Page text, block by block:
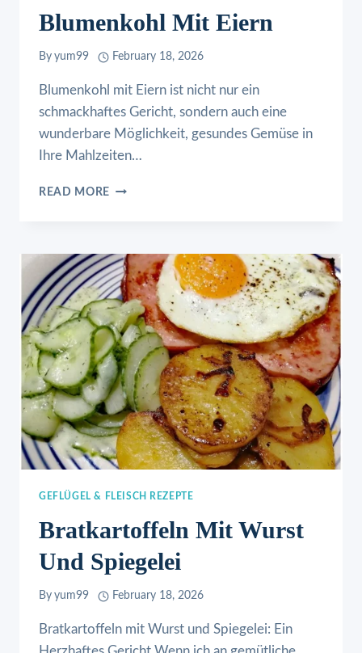
Blumenkohl Mit Eiern
By yum99 February 18, 2026
Blumenkohl mit Eiern ist nicht nur ein
schmackhaftes Gericht, sondern auch eine
wunderbare Möglichkeit, gesundes Gemüse in
Ihre Mahlzeiten…
READ MORE BLUMENKOHL
GEFLÜGEL & FLEISCH REZEPTE
Bratkartoffeln Mit Wurst
Und Spiegelei
By yum99 February 18, 2026
Bratkartoffeln mit Wurst und Spiegelei: Ein